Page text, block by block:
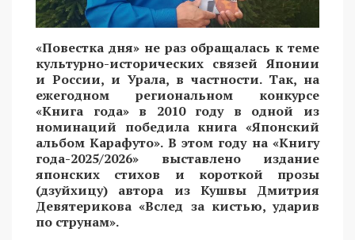
«Повестка дня» не раз обращалась к теме
культурно-исторических связей Японии
и России, и Урала, в частности. Так, на
ежегодном региональном конкурсе
«Книга года» в 2010 году в одной из
номинаций победила книга «Японский
альбом Карафуто». В этом году на «Книгу
года-2025/2026» выставлено издание
японских стихов и короткой прозы
(дзуйхицу) автора из Кушвы Дмитрия
Девятерикова «Вслед за кистью, ударив
по струнам».